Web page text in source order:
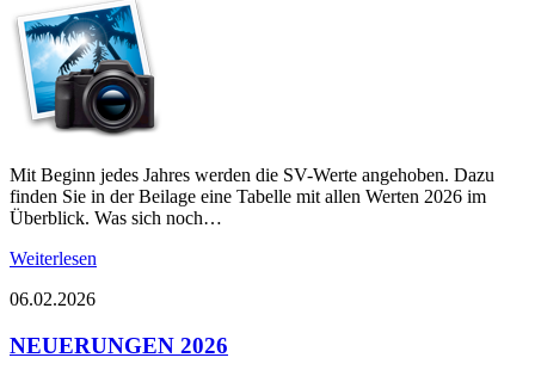
Mit Beginn jedes Jahres werden die SV-Werte angehoben. Dazu
finden Sie in der Beilage eine Tabelle mit allen Werten 2026 im
Überblick. Was sich noch…
Weiterlesen
06.02.2026
NEUERUNGEN 2026